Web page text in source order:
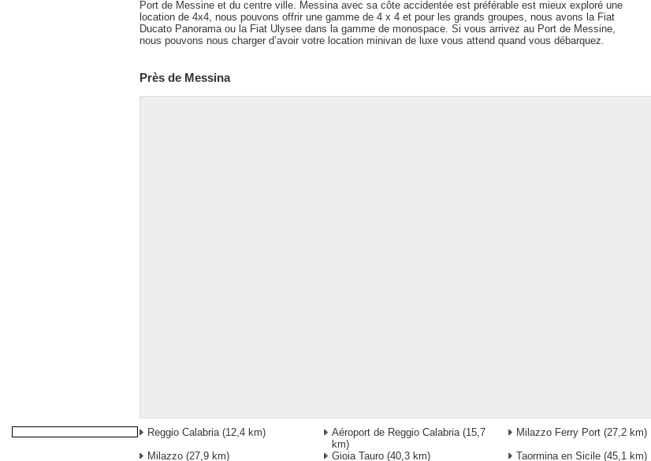
Port de Messine et du centre ville. Messina avec sa côte accidentée est préférable est mieux exploré une
location de 4x4, nous pouvons offrir une gamme de 4 x 4 et pour les grands groupes, nous avons la Fiat
Ducato Panorama ou la Fiat Ulysee dans la gamme de monospace. Si vous arrivez au Port de Messine,
nous pouvons nous charger d’avoir votre location minivan de luxe vous attend quand vous débarquez.
Près de Messina
Reggio Calabria (12,4 km) Aéroport de Reggio Calabria (15,7
km)
Milazzo Ferry Port (27,2 km)
Milazzo (27,9 km) Gioia Tauro (40,3 km) Taormina en Sicile (45,1 km)